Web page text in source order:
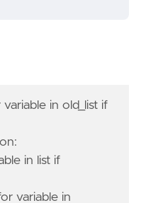
in old_list if
in list if
variable in